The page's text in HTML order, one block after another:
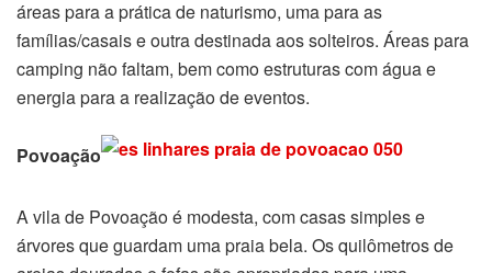
áreas para a prática de naturismo, uma para as
famílias/casais e outra destinada aos solteiros. Áreas para
camping não faltam, bem como estruturas com água e
energia para a realização de eventos.
Povoação
A vila de Povoação é modesta, com casas simples e
árvores que guardam uma praia bela. Os quilômetros de